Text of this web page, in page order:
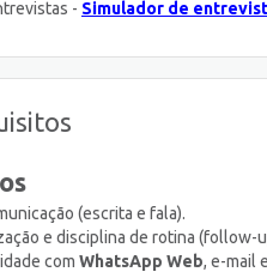
- Simulador de
(escrita e fala).
e disciplina de rotina (follow-
com WhatsApp Web, e-mail